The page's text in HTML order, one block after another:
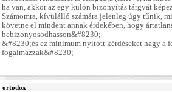
ha van, akkor az egy külön bizonyítás tárgyát
Számomra, kívülálló számára jelenleg úgy tűnik,
követne el mindent annak érdekében, hogy
bebizonyosodhasson&#8230;
&#8230;és ez minimum nyitott kérdéseket hagy a
fogalmazzak&#8230;
ortodox